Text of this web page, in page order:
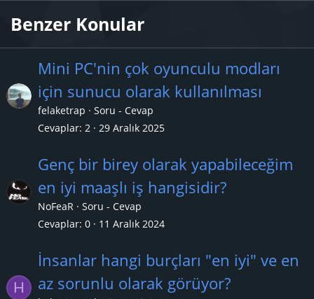
Benzer Konular
Mini PC'nin çok oyunculu modları
için sunucu olarak kullanılması
felaketrap
Soru - Cevap
Cevaplar 2 29 Aralık 2025
Genç bir birey olarak yapabileceğim
en iyi maaşlı iş hangisidir?
NoFeaR
Soru - Cevap
Cevaplar 0 11 Aralık 2024
H
İnsanlar hangi burçları "en iyi" ve en
az sorunlu olarak görüyor?